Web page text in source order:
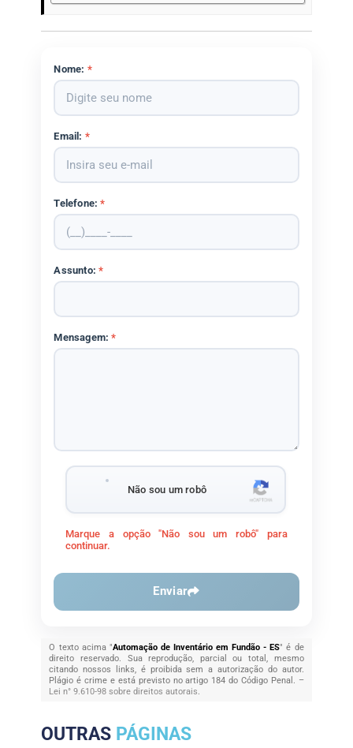
Nome: *
Email: *
Telefone:*
Assunto:*
Mensagem:*
Não sou um robô
Marque a opção "Não sou um robô" para
continuar.
Enviar
O texto acima "Automação de Inventário em Fundão - ES" é de
direito reservado. Sua reprodução, parcial ou total, mesmo
citando nossos links, é proibida sem a autorização do autor.
Plágio é crime e está previsto no artigo 184 do Código Penal. –
Lei n° 9.610-98 sobre direitos autorais.
OUTRAS PÁGINAS